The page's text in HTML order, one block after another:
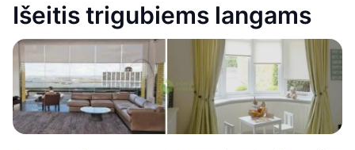
Išeitis trigubiems langams